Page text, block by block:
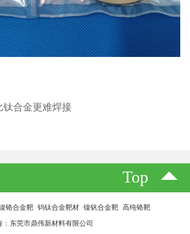
钛合金更难焊接
Top
铬合金靶 钨钛合金靶材 镍钒合金靶 高纯铬靶
：东莞市鼎伟新材料有限公司